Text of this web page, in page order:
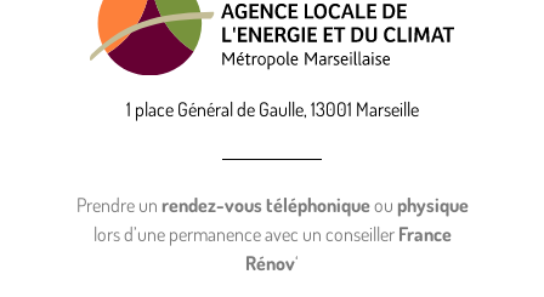
1 place Général de Gaulle, 13001 Marseille
Prendre un rendez-vous téléphoniqueou physique
lors d’une permanence avec un conseiller France
Rénov‘